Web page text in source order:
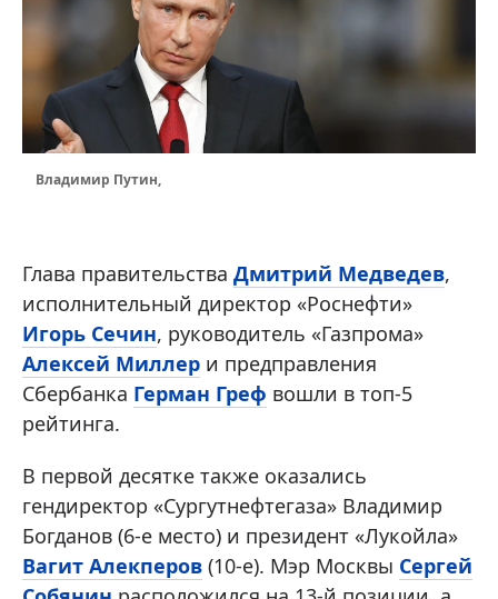
Владимир Путин,
Глава правительства Дмитрий Медведев,
исполнительный директор «Роснефти»
Игорь Сечин, руководитель «Газпрома»
Алексей Миллер и предправления
Сбербанка Герман Греф вошли в топ-5
рейтинга.
В первой десятке также оказались
гендиректор «Сургутнефтегаза» Владимир
Богданов (6-е место) и президент «Лукойла»
Вагит Алекперов (10-е). Мэр Москвы Сергей